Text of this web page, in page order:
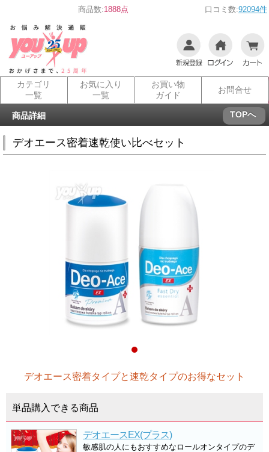
商品数:1888点 口コミ数:92094件
カテゴリ
一覧
お気に入り
一覧
お買い物
ガイド
お問合せ
商品詳細 TOPへ
デオエース密着速乾使い比べセット
デオエース密着タイプと速乾タイプのお得なセット
単品購入できる商品
デオエースEX(プラス)
敏感肌の人にもおすすめなロールオンタイプのデ